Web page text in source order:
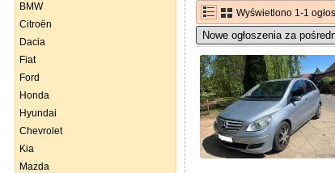
BMW
Citroën
Dacia
Fiat
Ford
Honda
Hyundai
Chevrolet
Kia
Mazda
Wyświetlono 1-1
Nowe ogłoszenia za